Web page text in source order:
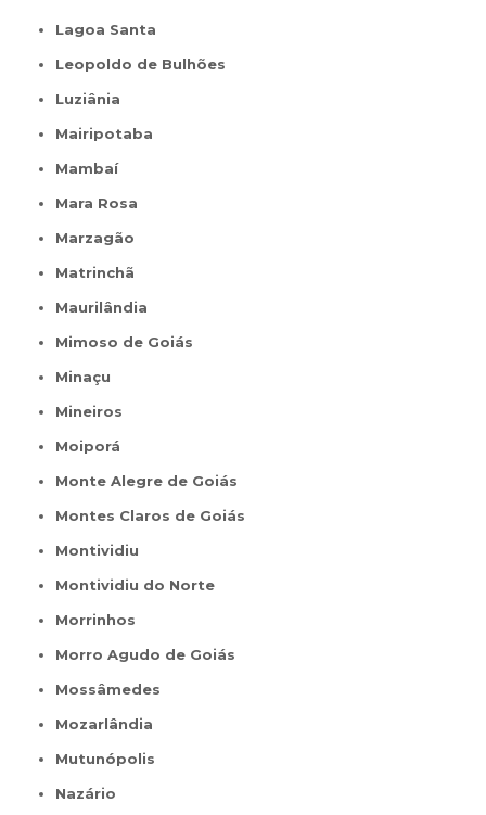
Lagoa Santa
Leopoldo de Bulhões
Luziânia
Mairipotaba
Mambaí
Mara Rosa
Marzagão
Matrinchã
Maurilândia
Mimoso de Goiás
Minaçu
Mineiros
Moiporá
Monte Alegre de Goiás
Montes Claros de Goiás
Montividiu
Montividiu do Norte
Morrinhos
Morro Agudo de Goiás
Mossâmedes
Mozarlândia
Mutunópolis
Nazário